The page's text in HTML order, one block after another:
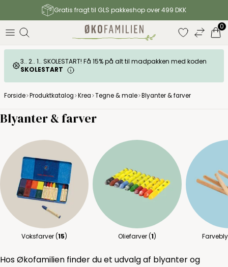
Gratis fragt til GLS pakkeshop over 499 DKK
0
3.. 2.. 1.. SKOLESTART! Få 15% på alt til madpakken med koden
SKOLESTART
Forside Produktkatalog Krea Tegne & male Blyanter & farver
Blyanter & farver
Voksfarver (15) Oliefarver (1)
Hos Økofamilien finder du et udvalg af blyanter og